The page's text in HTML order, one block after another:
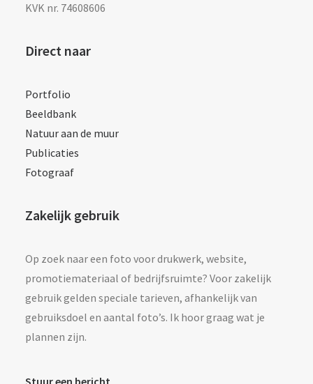
KVK nr. 74608606
Direct naar
Portfolio
Beeldbank
Natuur aan de muur
Publicaties
Fotograaf
Zakelijk gebruik
Op zoek naar een foto voor drukwerk, website,
promotiemateriaal of bedrijfsruimte? Voor zakelijk
gebruik gelden speciale tarieven, afhankelijk van
gebruiksdoel en aantal foto’s. Ik hoor graag wat je
plannen zijn.
Stuur een bericht